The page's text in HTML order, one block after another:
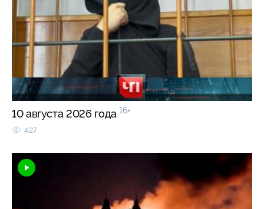
10 августа 2026 года 16+
427